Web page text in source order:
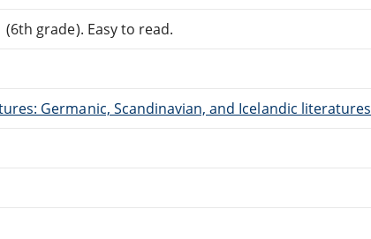
(6th grade). Easy to read.
Germanic, Scandinavian, and Icelandic literatures